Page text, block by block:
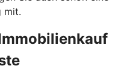
mit.